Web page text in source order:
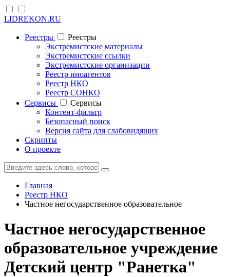
LIDREKON.RU
Реестры
Реестры
Экстремистские материалы
Экстремистские ссылки
Экстремистские организации
Реестр иноагентов
Реестр НКО
Реестр СОНКО
Cервисы
Cервисы
Контент-фильтр
Безопасный поиск
Версия сайта для слабовидящих
Скрипты
О проекте
Главная
Реестр НКО
Частное негосударственное образовательное
Частное негосударственное
образовательное учреждение
Детский центр "Ранетка"